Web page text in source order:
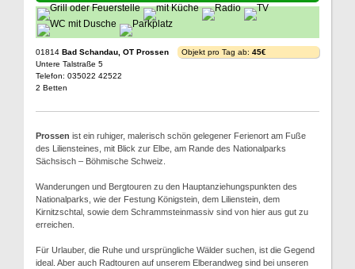
01814 Bad Schandau, OT Prossen
Untere Talstraße 5
Telefon: 035022 42522
2 Betten
Objekt pro Tag ab: 45€
Prossen ist ein ruhiger, malerisch schön gelegener Ferienort am Fuße
des Liliensteines, mit Blick zur Elbe, am Rande des Nationalparks
Sächsisch – Böhmische Schweiz.
Wanderungen und Bergtouren zu den Hauptanziehungspunkten des
Nationalparks, wie der Festung Königstein, dem Lilienstein, dem
Kirnitzschtal, sowie dem Schrammsteinmassiv sind von hier aus gut zu
erreichen.
Für Urlauber, die Ruhe und ursprüngliche Wälder suchen, ist die Gegend
ideal. Aber auch Radtouren auf unserem Elberandweg sind bei unseren